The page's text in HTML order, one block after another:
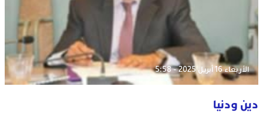
الأربعاء 16 أبريل 2025 - 5:58
دين ودنيا